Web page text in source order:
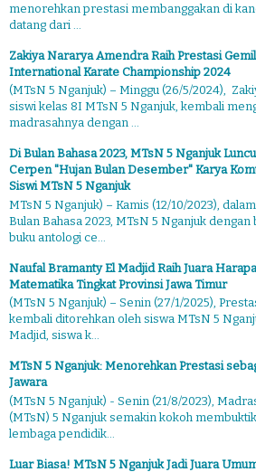
menorehkan prestasi membanggakan di
datang dari ...
Zakiya Nararya Amendra Raih Prestasi
International Karate Championship 2024
(MTsN 5 Nganjuk) – Minggu (26/5/2024),
siswi kelas 8I MTsN 5 Nganjuk, kembali
madrasahnya dengan ...
Di Bulan Bahasa 2023, MTsN 5 Nganjuk
Cerpen "Hujan Bulan Desember" Karya
Siswi MTsN 5 Nganjuk
MTsN 5 Nganjuk) – Kamis (12/10/2023),
Bulan Bahasa 2023, MTsN 5 Nganjuk
buku antologi ce...
Naufal Bramanty El Madjid Raih Juara
Matematika Tingkat Provinsi Jawa Timur
(MTsN 5 Nganjuk) – Senin (27/1/2025),
kembali ditorehkan oleh siswa MTsN 5
Madjid, siswa k...
MTsN 5 Nganjuk: Menorehkan Prestasi
Jawara
(MTsN 5 Nganjuk) - Senin (21/8/2023),
(MTsN) 5 Nganjuk semakin kokoh
lembaga pendidik...
Luar Biasa! MTsN 5 Nganjuk Jadi Juara